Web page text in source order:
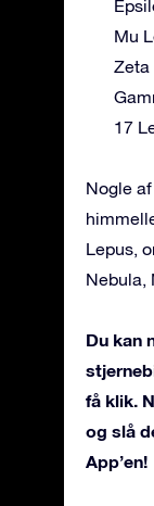
Mu
Zeta
17
Nogle
Lepus,
Nebula,
Du kan
få klik.
og slå
App’en!